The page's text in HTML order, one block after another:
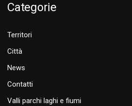
Categorie
Territori
Città
News
Contatti
Valli parchi laghi e fiumi